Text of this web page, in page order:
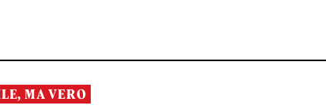
MA VERO